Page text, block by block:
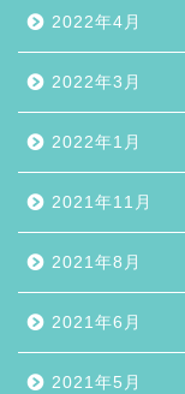
2022年4月
2022年3月
2022年1月
2021年11月
2021年8月
2021年6月
2021年5月